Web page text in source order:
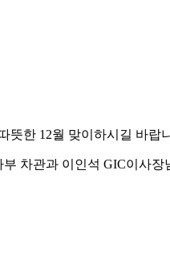
뜻한 12월 맞이하시길 바랍
차관과 이인석 GIC이사